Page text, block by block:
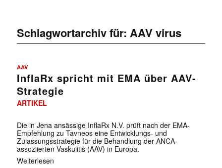
Schlagwortarchiv für: AAV virus
AAV
InflaRx spricht mit EMA über AAV-
Strategie
ARTIKEL
Die in Jena ansässige InflaRx N.V. prüft nach der EMA-
Empfehlung zu Tavneos eine Entwicklungs- und
Zulassungsstrategie für die Behandlung der ANCA-
assoziierten Vaskulitis (AAV) in Europa.
Weiterlesen